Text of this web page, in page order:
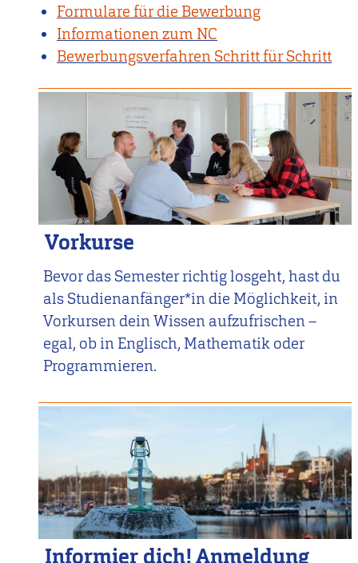
Formulare für die Bewerbung
Informationen zum NC
Bewerbungsverfahren Schritt für Schritt
Vorkurse
Bevor das Semester richtig losgeht, hast du
als Studienanfänger*in die Möglichkeit, in
Vorkursen dein Wissen aufzufrischen –
egal, ob in Englisch, Mathematik oder
Programmieren.
Informier dich! Anmeldung